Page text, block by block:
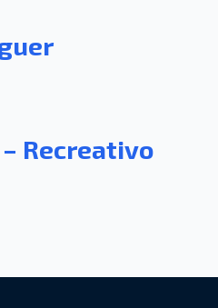
Recreativo